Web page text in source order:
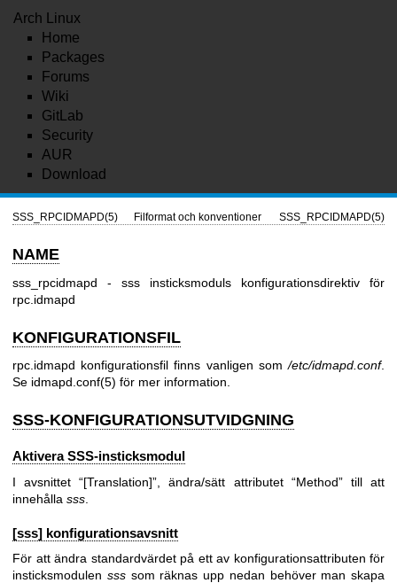
Arch Linux
Home
Packages
Forums
Wiki
GitLab
Security
AUR
Download
SSS_RPCIDMAPD(5) Filformat och konventioner SSS_RPCIDMAPD(5)
NAME
sss_rpcidmapd - sss insticksmoduls konfigurationsdirektiv för
rpc.idmapd
KONFIGURATIONSFIL
rpc.idmapd konfigurationsfil finns vanligen som/etc/idmapd.conf.
Se idmapd.conf(5) för mer information.
SSS-KONFIGURATIONSUTVIDGNING
Aktivera SSS-insticksmodul
I avsnittet “[Translation]”, ändra/sätt attributet “Method” till att
innehålla sss
[sss] konfigurationsavsnitt
För att ändra standardvärdet på ett av konfigurationsattributen för
insticksmodulen ssssom räknas upp nedan behöver man skapa